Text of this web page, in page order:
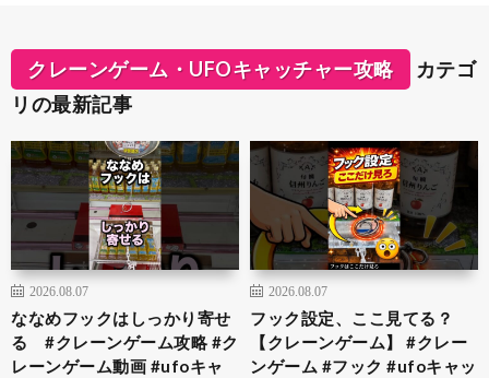
クレーンゲーム・UFOキャッチャー攻略
カテゴ
リの最新記事
2026.08.07
ななめフックはしっかり寄せ
る #クレーンゲーム攻略 #ク
レーンゲーム動画 #ufoキャ
2026.08.07
フック設定、ここ見てる？
【クレーンゲーム】 #クレー
ンゲーム #フック #ufoキャッ